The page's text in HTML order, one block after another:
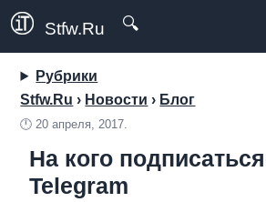
Stfw.Ru 🔍
Рубрики
Stfw.Ru › Новости › Блог
🕛20 апреля, 2017.
На кого
Telegram